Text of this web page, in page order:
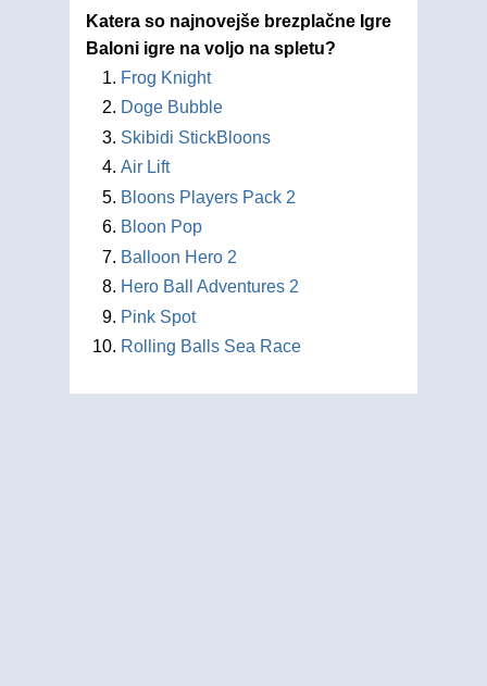
Katera so najnovejše brezplačne Igre
Baloni igre na voljo na spletu?
Frog Knight
Doge Bubble
Skibidi StickBloons
Air Lift
Bloons Players Pack 2
Bloon Pop
Balloon Hero 2
Hero Ball Adventures 2
Pink Spot
Rolling Balls Sea Race